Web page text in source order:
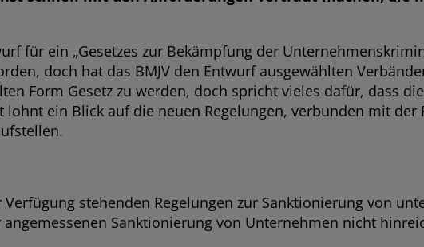
für ein „Gesetzes zur Bekämpfung der
doch hat das BMJV den Entwurf ausgewählten
Form Gesetz zu werden, doch spricht vieles dafür, dass
ein Blick auf die neuen Regelungen, verbunden mit der
stehenden Regelungen zur Sanktionierung von
Sanktionierung von Unternehmen nicht